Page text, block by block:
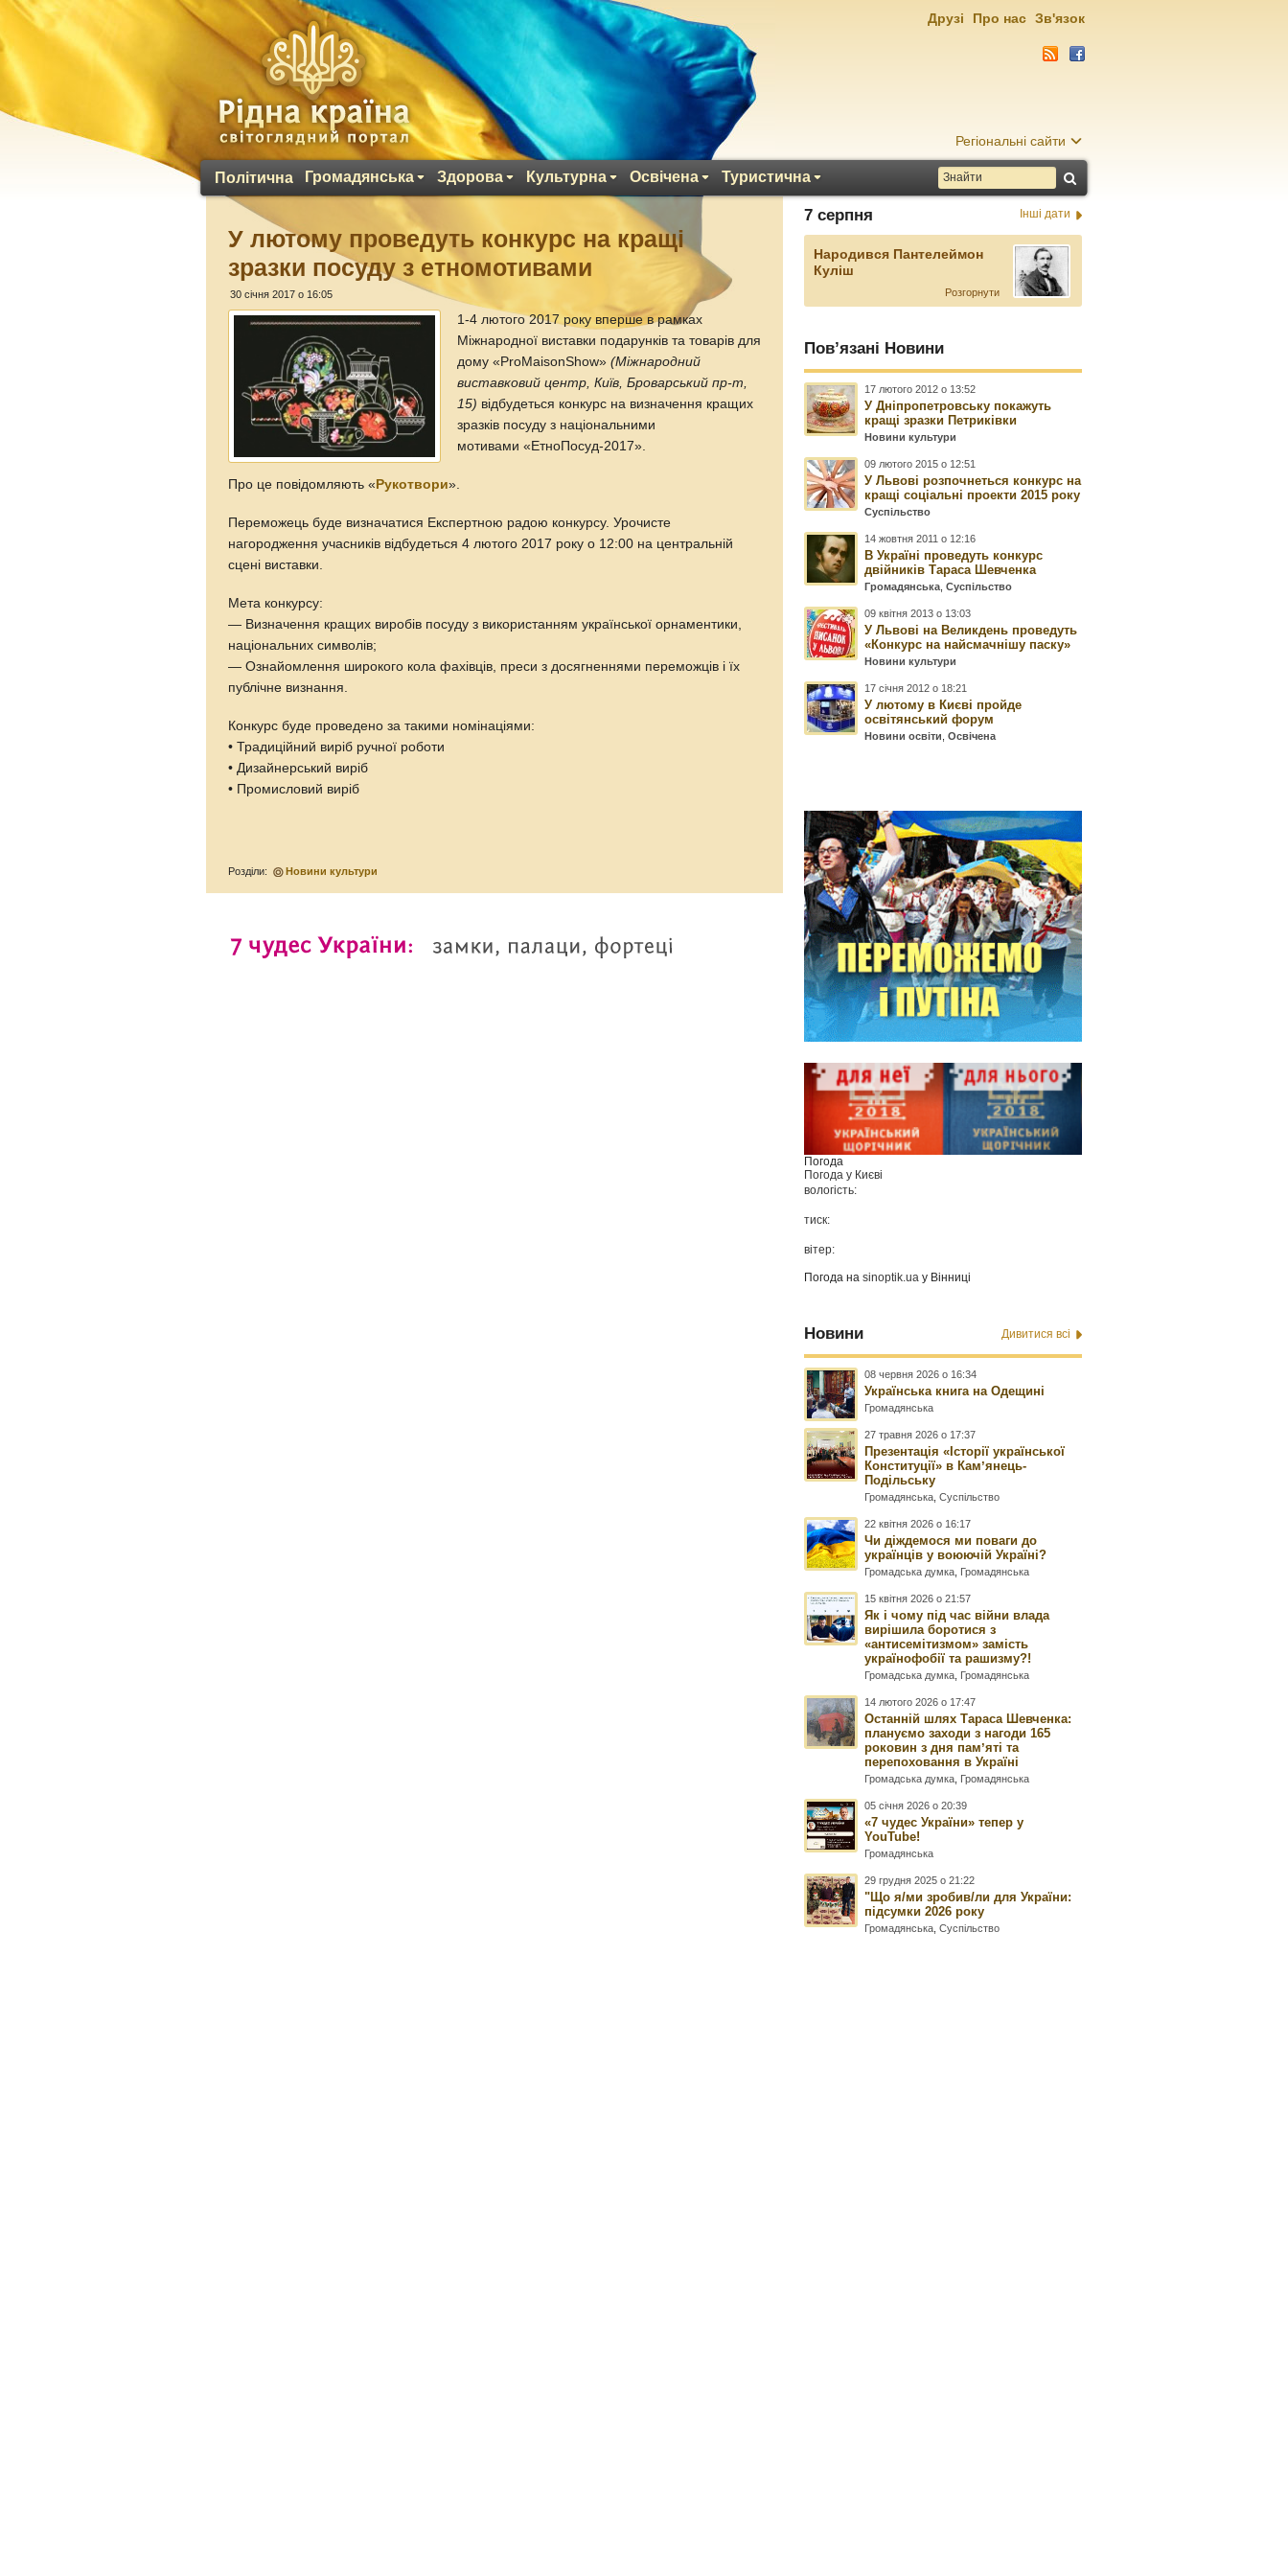
Регіональні сайти
Політична Громадянська Здорова Культурна Освічена Туристична
Друзі Про нас Зв'язок
У лютому проведуть конкурс на кращі
зразки посуду з етномотивами
30 січня 2017 о 16:05
1-4 лютого 2017 року вперше в рамках
Міжнародної виставки подарунків та товарів для
дому «ProMaisonShow»(Міжнародний
виставковий центр, Київ, Броварський пр-т,
15) відбудеться конкурс на визначення кращих
зразків посуду з національними
мотивами «ЕтноПосуд-2017».
Про це повідомляють « Рукотвори».
Переможець буде визначатися Експертною радою конкурсу. Урочисте
нагородження учасників відбудеться 4 лютого 2017 року о 12:00 на центральній
сцені виставки.
Мета конкурсу:
— Визначення кращих виробів посуду з використанням української орнаментики,
національних символів;
— Ознайомлення широкого кола фахівців, преси з досягненнями переможців і їх
публічне визнання.
Конкурс буде проведено за такими номінаціями:
• Традиційний виріб ручної роботи
• Дизайнерський виріб
• Промисловий виріб
Розділи: Новини культури
7 серпня Інші дати
Народився Пантелеймон
Куліш
Розгорнути
Пов’язані Новини
17 лютого 2012 о 13:52
У Дніпропетровську покажуть
кращі зразки Петриківки
Новини культури
09 лютого 2015 о 12:51
У Львові розпочнеться конкурс на
кращі соціальні проекти 2015 року
Суспільство
14 жовтня 2011 о 12:16
В Україні проведуть конкурс
двійників Тараса Шевченка
Громадянська ,Суспільство
09 квітня 2013 о 13:03
У Львові на Великдень проведуть
«Конкурс на найсмачнішу паску»
Новини культури
17 січня 2012 о 18:21
У лютому в Києві пройде
освітянський форум
Новини освіти ,Освічена
Погода
Погода у Києві
вологість:
тиск:
вітер:
Погода наsinoptik.ua у Вінниці
Новини Дивитися всі
08 червня 2026 о 16:34
Українська книга на Одещині
Громадянська
27 травня 2026 о 17:37
Презентація «Історії української
Конституції» в Камʼянець-
Подільську
Громадянська ,Суспільство
22 квітня 2026 о 16:17
Чи діждемося ми поваги до
українців у воюючій Україні?
Громадська думка Громадянська
15 квітня 2026 о 21:57
Як і чому під час війни влада
вирішила боротися з
«антисемітизмом» замість
українофобії та рашизму?!
Громадська думка Громадянська
14 лютого 2026 о 17:47
Останній шлях Тараса Шевченка:
плануємо заходи з нагоди 165
роковин з дня памʼяті та
перепоховання в Україні
Громадська думка Громадянська
05 січня 2026 о 20:39
«7 чудес України» тепер у
YouTube!
Громадянська
29 грудня 2025 о 21:22
"Що я/ми зробив/ли для України:
підсумки 2026 року
Громадянська ,Суспільство